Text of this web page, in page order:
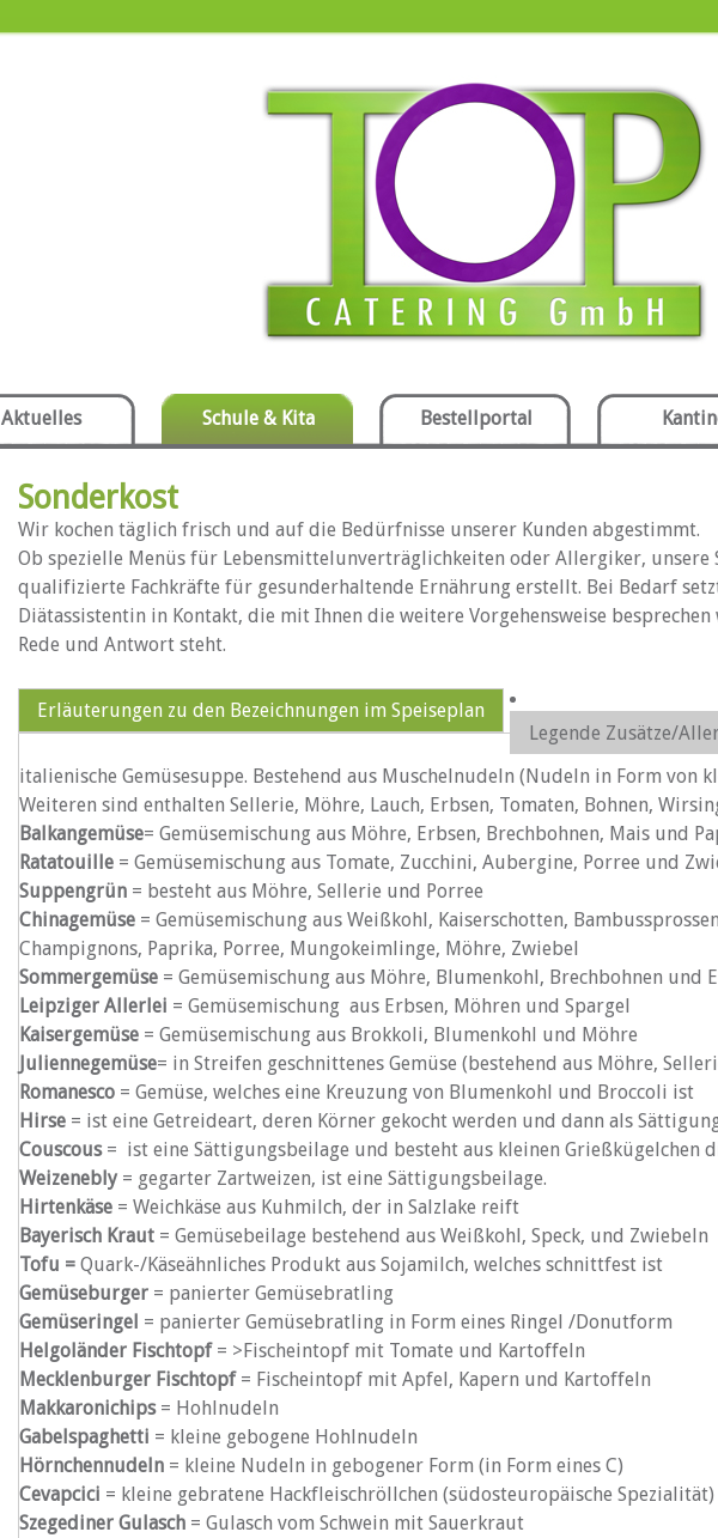
Aktuelles Schule & Kita Bestellportal
Sonderkost
Wir kochen täglich frisch und auf die Bedürfnisse unserer Kunden abgestimmt.
Ob spezielle Menüs für Lebensmittelunverträglichkeiten oder Allergiker, unsere
qualifizierte Fachkräfte für gesunderhaltende Ernährung erstellt. Bei Bedarf
Diätassistentin in Kontakt, die mit Ihnen die weitere Vorgehensweise
Rede und Antwort steht.
Erläuterungen zu den Bezeichnungen im Speiseplan
Legende Zusätze/
italienische Gemüsesuppe. Bestehend aus Muschelnudeln (Nudeln in Form von
Weiteren sind enthalten Sellerie, Möhre, Lauch, Erbsen, Tomaten, Bohnen,
Balkangemüse= Gemüsemischung aus Möhre, Erbsen, Brechbohnen, Mais und
Ratatouille = Gemüsemischung aus Tomate, Zucchini, Aubergine, Porree und
Suppengrün= besteht aus Möhre, Sellerie und Porree
Chinagemüse = Gemüsemischung aus Weißkohl, Kaiserschotten,
Champignons, Paprika, Porree, Mungokeimlinge, Möhre, Zwiebel
Sommergemüse= Gemüsemischung aus Möhre, Blumenkohl, Brechbohnen und
Leipziger Allerlei = Gemüsemischung aus Erbsen, Möhren und Spargel
Kaisergemüse= Gemüsemischung aus Brokkoli, Blumenkohl und Möhre
Juliennegemüse= in Streifen geschnittenes Gemüse (bestehend aus Möhre,
Romanesco= Gemüse, welches eine Kreuzung von Blumenkohl und Broccoli ist
Hirse= ist eine Getreideart, deren Körner gekocht werden und dann als
Couscous= ist eine Sättigungsbeilage und besteht aus kleinen Grießkügelchen
Weizenebly= gegarter Zartweizen, ist eine Sättigungsbeilage.
Hirtenkäse= Weichkäse aus Kuhmilch, der in Salzlake reift
Bayerisch Kraut= Gemüsebeilage bestehend aus Weißkohl, Speck, und Zwiebeln
Tofu = Quark-/Käseähnliches Produkt aus Sojamilch, welches schnittfest ist
Gemüseburger= panierter Gemüsebratling
Gemüseringel = panierter Gemüsebratling in Form eines Ringel /Donutform
Helgoländer Fischtopf= >Fischeintopf mit Tomate und Kartoffeln
Mecklenburger Fischtopf= Fischeintopf mit Apfel, Kapern und Kartoffeln
Makkaronichips= Hohlnudeln
Gabelspaghetti = kleine gebogene Hohlnudeln
Hörnchennudeln= kleine Nudeln in gebogener Form (in Form eines C)
Cevapcici = kleine gebratene Hackfleischröllchen (südosteuropäische Spezialität)
Szegediner Gulasch= Gulasch vom Schwein mit Sauerkraut